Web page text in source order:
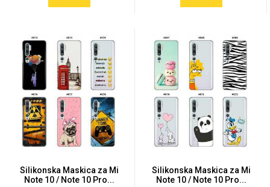
Silikonska Maskica za Mi
Note 10 / Note 10 Pro...
Silikonska Maskica za Mi
Note 10 / Note 10 Pro...